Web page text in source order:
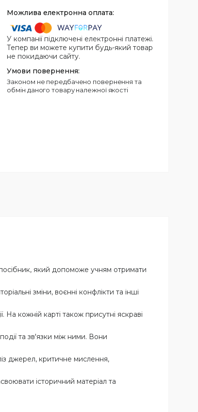
У компанії підключені електронні платежі.
Тепер ви можете купити будь-який товар
не покидаючи сайту.
Законом не передбачено повернення та
обмін даного товару належної якості
посібник, який допоможе учням отримати
зміни, воєнні конфлікти та інші
На кожній карті також присутні яскраві
та зв'язки між ними. Вони
джерел, критичне мислення,
історичний матеріал та